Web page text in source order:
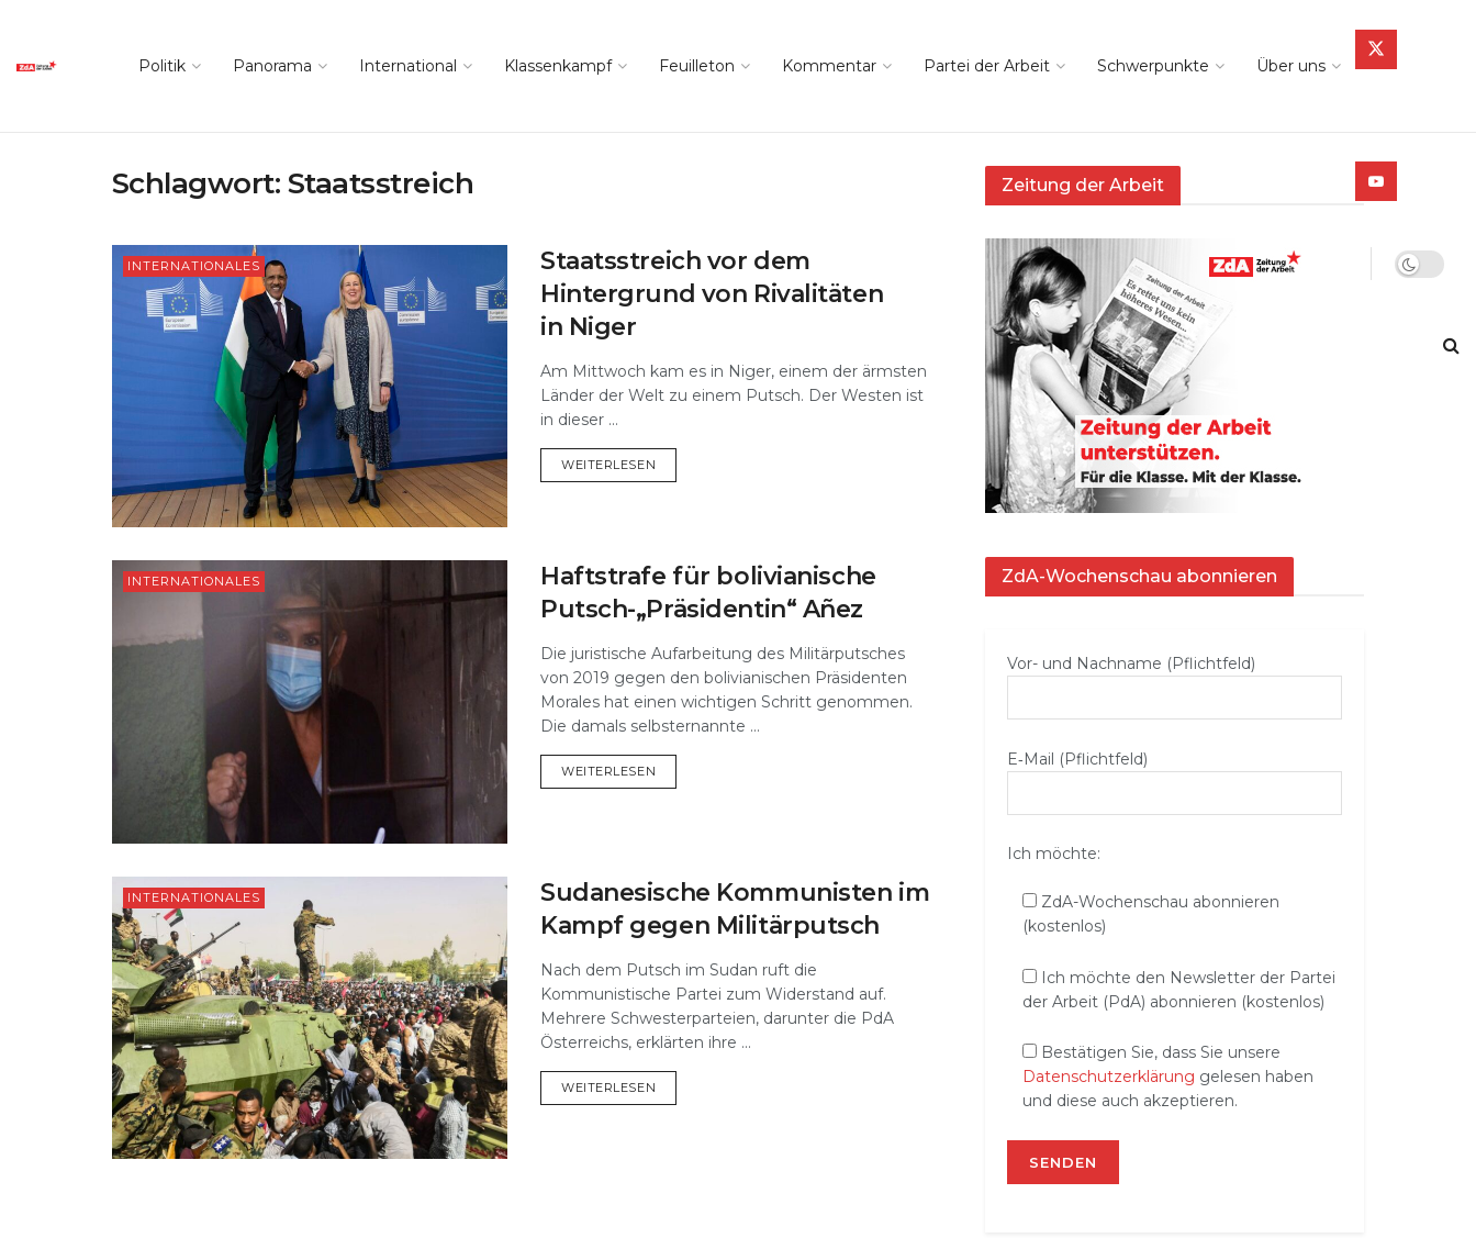
Politik Panorama International Klassenkampf Feuilleton Kommentar Partei der Arbeit Schwerpunkte Über uns
Schlagwort: Staatsstreich
INTERNATIONALES
Staatsstreich vor dem
Hintergrund von Rivalitäten
in Niger
Am Mittwoch kam es in Niger, einem der ärmsten
Länder der Welt zu einem Putsch. Der Westen ist
in dieser ...
WEITERLESEN
INTERNATIONALES
Haftstrafe für bolivianische
Putsch-„Präsidentin“ Añez
Die juristische Aufarbeitung des Militärputsches
von 2019 gegen den bolivianischen Präsidenten
Morales hat einen wichtigen Schritt genommen.
Die damals selbsternannte ...
WEITERLESEN
INTERNATIONALES
Sudanesische Kommunisten im
Kampf gegen Militärputsch
Nach dem Putsch im Sudan ruft die
Kommunistische Partei zum Widerstand auf.
Mehrere Schwesterparteien, darunter die PdA
Österreichs, erklärten ihre ...
WEITERLESEN
Zeitung der Arbeit
ZdA-Wochenschau abonnieren
Vor- und Nachname (Pflichtfeld)
E‑Mail (Pflichtfeld)
Ich möchte:
ZdA-Wochenschau abonnieren
(kostenlos)
Ich möchte den Newsletter der Partei
der Arbeit (PdA) abonnieren (kostenlos)
Bestätigen Sie, dass Sie unsere
Datenschutzerklärung gelesen haben
und diese auch akzeptieren.